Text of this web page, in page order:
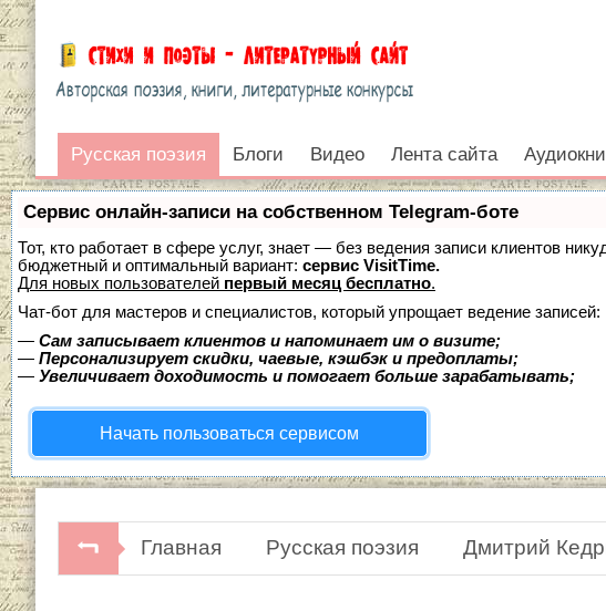
Русская поэзия
Войти
Русская поэзия Блоги Видео Лента сайта
Сервис онлайн-записи на собственном Telegram-боте
Тот, кто работает в сфере услуг, знает — без ведения записи клиентов
бюджетный и оптимальный вариант: сервис VisitTime.
Для новых пользователей первый месяц бесплатно.
Чат-бот для мастеров и специалистов, который упрощает ведение записей:
— Сам записывает клиентов и напоминает им о визите;
— Персонализирует скидки, чаевые, кэшбэк и предоплаты;
— Увеличивает доходимость и помогает больше зарабатывать;
Начать пользоваться сервисом
Главная Русская поэзия Дмитрий